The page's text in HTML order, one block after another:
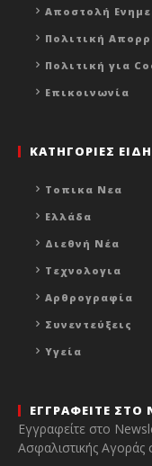
Αποστολή
Πολιτική
Πολιτική για
Επικοινωνία
ΚΑΤΗΓΟΡΙΕΣ
Τοπικα Νεα
Ελλάδα
Διεθνή Νέα
Τεχνολογια
Αρθρογραφία
Συνεντεύξεις
Υγεία
ΕΓΓΡΑΦΕΙΤΕ ΣΤΟ
Εγγραφείτε στο
Ασφαλιστικής Αγοράς